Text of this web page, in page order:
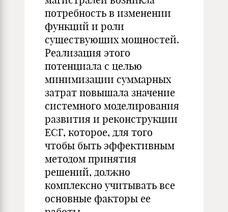
потребность в изменении
функций и роли
существующих мощностей.
Реализация этого
потенциала с целью
минимизации суммарных
затрат повышала значение
системного моделирования
развития и реконструкции
ЕСГ, которое, для того
чтобы быть эффективным
методом принятия
решений, должно
комплексно учитывать все
основные факторы ее